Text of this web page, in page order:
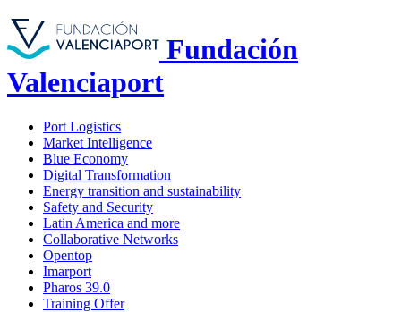
Fundación
Valenciaport
Port Logistics
Market Intelligence
Blue Economy
Digital Transformation
Energy transition and sustainability
Safety and Security
Latin America and more
Collaborative Networks
Opentop
Imarport
Pharos 39.0
Training Offer